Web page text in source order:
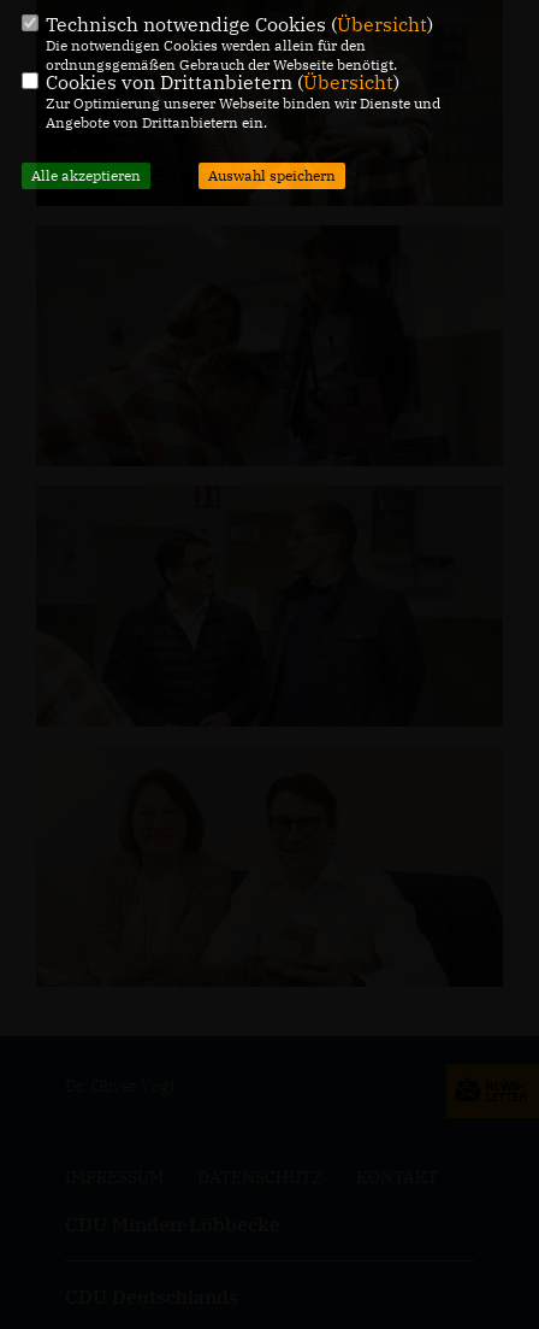
Technisch notwendige Cookies (Übersicht)
Die notwendigen Cookies werden allein für den
ordnungsgemäßen Gebrauch der Webseite benötigt.
Cookies von Drittanbietern (Übersicht)
Zur Optimierung unserer Webseite binden wir Dienste und
Angebote von Drittanbietern ein.
Alle akzeptieren Auswahl speichern